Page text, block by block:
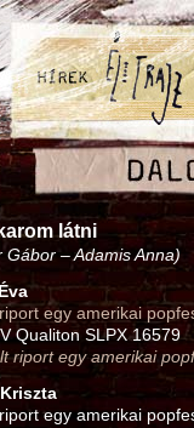
látni
Gábor – Adamis Anna)
egy amerikai
Qualiton SLPX 16579
riport egy amerikai
egy amerikai